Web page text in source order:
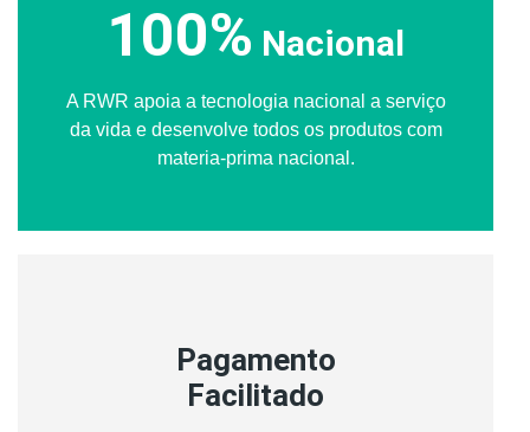
100% Nacional
A RWR apoia a tecnologia nacional a serviço
da vida e desenvolve todos os produtos com
materia-prima nacional.
Pagamento
Facilitado